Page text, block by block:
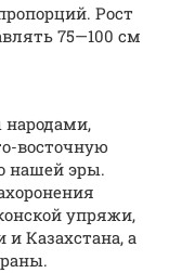
Рост
75—100 см
восточную
нашей эры.
упряжи,
Казахстана, а